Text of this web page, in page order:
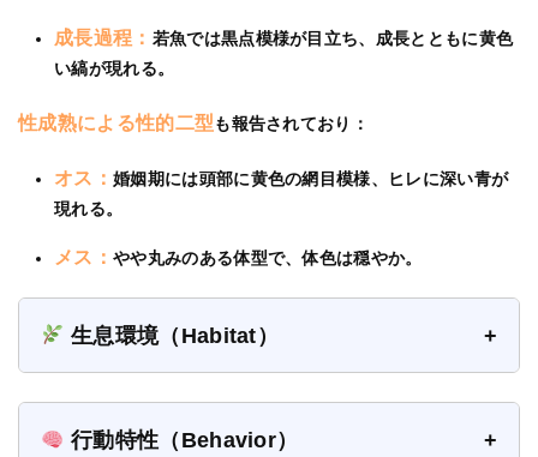
成長過程： 若魚では黒点模様が目立ち、成長とともに黄色
い縞が現れる。
性成熟による性的二型も報告されており：
オス： 婚姻期には頭部に黄色の網目模様、ヒレに深い青が
現れる。
メス： やや丸みのある体型で、体色は穏やか。
生息環境（Habitat）
行動特性（Behavior）